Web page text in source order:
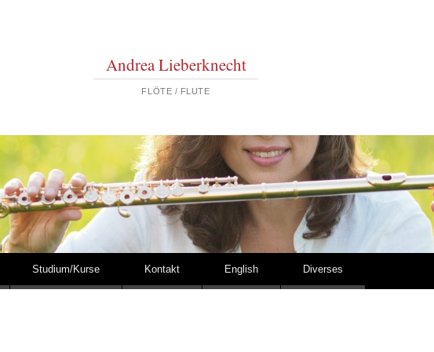
Andrea Lieberknecht
FLÖTE / FLUTE
Studium/Kurse Kontakt English Diverses